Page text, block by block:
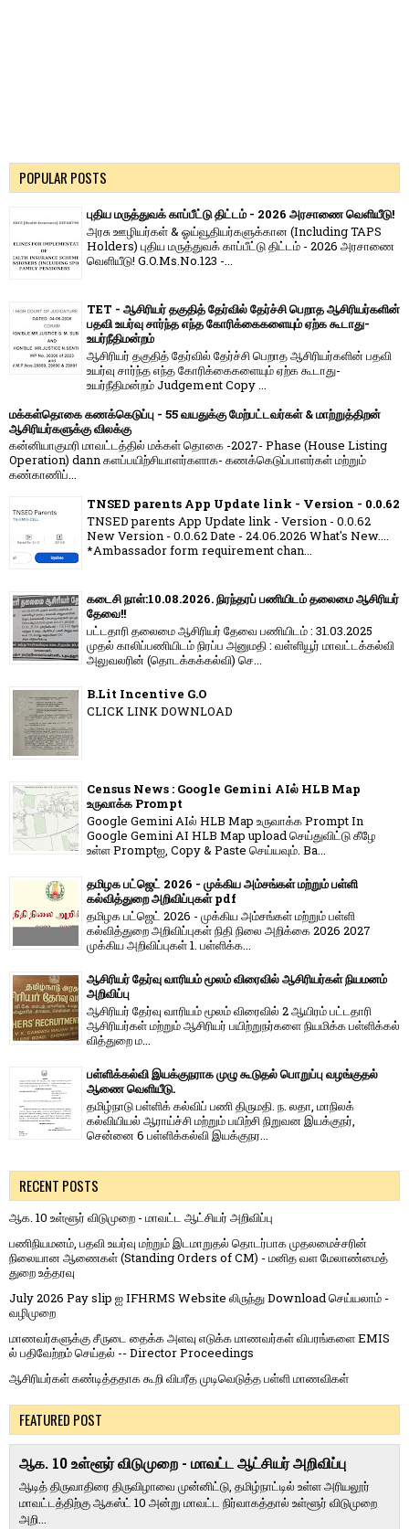
POPULAR POSTS
புதிய மருத்துவக் காப்பீட்டு திட்டம் - 2026 அரசாணை வெளியீடு!
அரசு ஊழியர்கள் & ஓய்வூதியர்களுக்கான (Including TAPS
Holders) புதிய மருத்துவக் காப்பீட்டு திட்டம் - 2026 அரசாணை
வெளியீடு! G.O.Ms.No.123 -...
TET - ஆசிரியர் தகுதித் தேர்வில் தேர்ச்சி பெறாத ஆசிரியர்களின்
பதவி உயர்வு சார்ந்த எந்த கோரிக்கைகளையும் ஏற்க கூடாது-
உயர்நீதிமன்றம்
ஆசிரியர் தகுதித் தேர்வில் தேர்ச்சி பெறாத ஆசிரியர்களின் பதவி
உயர்வு சார்ந்த எந்த கோரிக்கைகளையும் ஏற்க கூடாது-
உயர்நீதிமன்றம் Judgement Copy ...
மக்கள்தொகை கணக்கெடுப்பு - 55 வயதுக்கு மேற்பட்டவர்கள் & மாற்றுத்திறன்
ஆசிரியர்களுக்கு விலக்கு
கன்னியாகுமரி மாவட்டத்தில் மக்கள் தொகை -2027- Phase (House Listing
Operation) dann களப்பயிற்சியாளர்களாக- கணக்கெடுப்பாளர்கள் மற்றும்
கண்காணிப்...
TNSED parents App Update link - Version - 0.0.62
TNSED parents App Update link - Version - 0.0.62
New Version - 0.0.62 Date - 24.06.2026 What's New....
*Ambassador form requirement chan...
கடைசி நாள்:10.08.2026. நிரந்தரப் பணியிடம் தலைமை ஆசிரியர்
தேவை!!
பட்டதாரி தலைமை ஆசிரியர் தேவை பணியிடம் : 31.03.2025
முதல் காலிப்பணியிடம் நிரப்ப அனுமதி : வள்ளியூர் மாவட்டக்கல்வி
அலுவலரின் (தொடக்கக்கல்வி) செ...
B.Lit Incentive G.O
CLICK LINK DOWNLOAD
Census News : Google Gemini AIல் HLB Map
உருவாக்க Prompt
Google Gemini AIல் HLB Map உருவாக்க Prompt In
Google Gemini AI HLB Map upload செய்துவிட்டு கீழே
உள்ள Promptஐ, Copy & Paste செய்யவும். Ba...
தமிழக பட்ஜெட் 2026 - முக்கிய அம்சங்கள் மற்றும் பள்ளி
கல்வித்துறை அறிவிப்புகள் pdf
தமிழக பட்ஜெட் 2026 - முக்கிய அம்சங்கள் மற்றும் பள்ளி
கல்வித்துறை அறிவிப்புகள் நிதி நிலை அறிக்கை 2026 2027
முக்கிய அறிவிப்புகள் 1. பள்ளிக்க...
ஆசிரியர் தேர்வு வாரியம் மூலம் விரைவில் ஆசிரியர்கள் நியமனம்
அறிவிப்பு
ஆசிரியர் தேர்வு வாரி​யம் மூலம் விரை​வில் 2 ஆயிரம் பட்​ட​தாரி
ஆசிரியர்​கள் மற்​றும் ஆசிரியர் பயிற்றுநர்​களை நியமிக்க பள்​ளிக்​கல்​
வித்​துறை ம...
பள்ளிக்கல்வி இயக்குநராக முழு கூடுதல் பொறுப்பு வழங்குதல்
ஆணை வெளியீடு.
தமிழ்நாடு பள்ளிக் கல்விப் பணி திருமதி. ந. லதா, மாநிலக்
கல்வியியல் ஆராய்ச்சி மற்றும் பயிற்சி நிறுவன இயக்குநர்,
சென்னை 6 பள்ளிக்கல்வி இயக்குநர...
RECENT POSTS
ஆக. 10 உள்ளூர் விடுமுறை - மாவட்ட ஆட்சியர் அறிவிப்பு
பணிநியமனம், பதவி உயர்வு மற்றும் இடமாறுதல் தொடர்பாக முதலமைச்சரின்
நிலையான ஆணைகள் (Standing Orders of CM) - மனித வள மேலாண்மைத்
துறை உத்தரவு
July 2026 Pay slip ஐ IFHRMS Website லிருந்து Download செய்யலாம் -
வழிமுறை
மாணவர்களுக்கு சீருடை தைக்க அளவு எடுக்க மாணவர்கள் விபரங்களை EMIS
ல் பதிவேற்றம் செய்தல் -- Director Proceedings
ஆசிரியர்கள் கண்டித்ததாக கூறி விபரீத முடிவெடுத்த பள்ளி மாணவிகள்
FEATURED POST
ஆக. 10 உள்ளூர் விடுமுறை - மாவட்ட ஆட்சியர் அறிவிப்பு
ஆடித் திருவாதிரை திருவிழாவை முன்னிட்டு, தமிழ்நாட்டில் உள்ள அரியலூர்
மாவட்டத்திற்கு ஆகஸ்ட் 10 அன்று மாவட்ட நிர்வாகத்தால் உள்ளூர் விடுமுறை
அறி...